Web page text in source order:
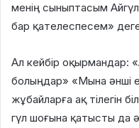
менің сыныптасым
бар қателеспесем»
Ал кейбір оқырмандар:
болыңдар» «Мына әнші
жұбайларға ақ тілегін
гүл шоғына қатысты да